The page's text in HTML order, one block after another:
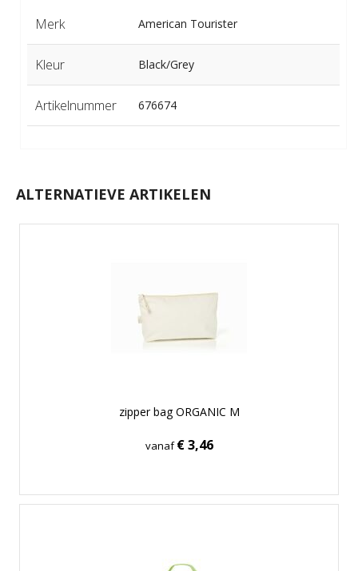
Merk American Tourister
Kleur Black/Grey
Artikelnummer 676674
ALTERNATIEVE ARTIKELEN
zipper bag ORGANIC M
vanaf€ 3,46